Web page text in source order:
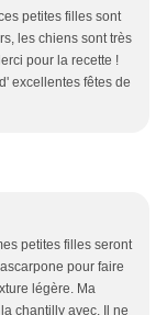
petites filles sont
les chiens sont très
pour la recette !
excellentes fêtes de
petites filles seront
pour faire
légère. Ma
chantilly avec. Il ne